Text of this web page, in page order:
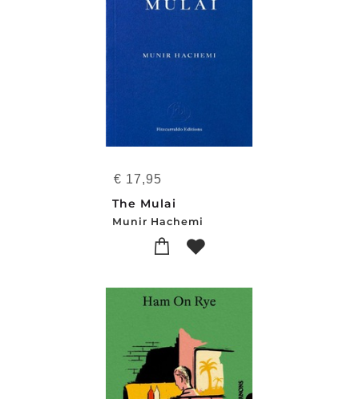
€ 17,95
The Mulai
Munir Hachemi